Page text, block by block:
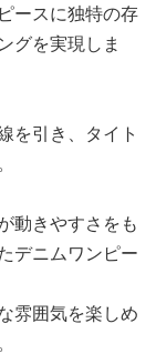
ースに独特の存
グを実現しま
を引き、タイト
動きやすさをも
デニムワンピー
雰囲気を楽しめ